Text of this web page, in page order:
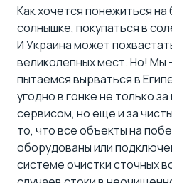
Как хочется понежиться на
солнышке, покупаться в
И Украина может
великолепных мест. Но! Мы
пытаемся вырваться в
угодно в гонке не только
сервисом, но еще и за
то, что все объекты на
оборудованы или
системе очистки сточных